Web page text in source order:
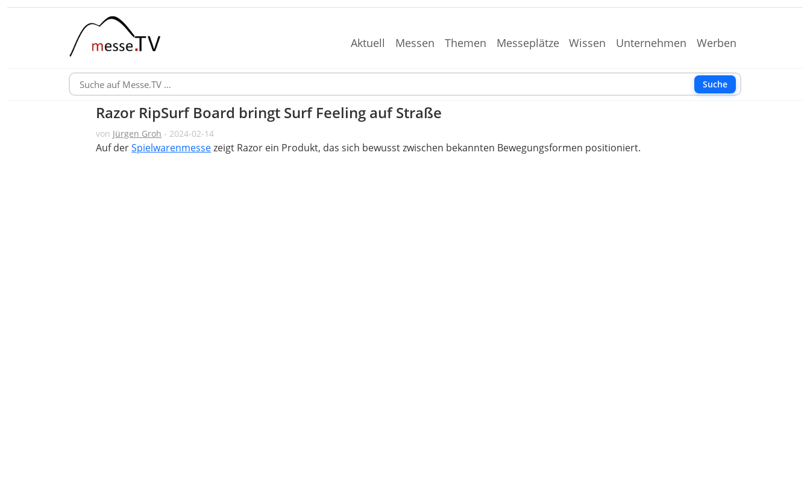
Aktuell Messen Themen Messeplätze Wissen Unternehmen Werben
Suche
Razor RipSurf Board bringt Surf Feeling auf Straße
von Jürgen Groh - 2024-02-14
Auf derSpielwarenmessezeigt Razor ein Produkt, das sich bewusst zwischen bekannten Bewegungsformen positioniert.